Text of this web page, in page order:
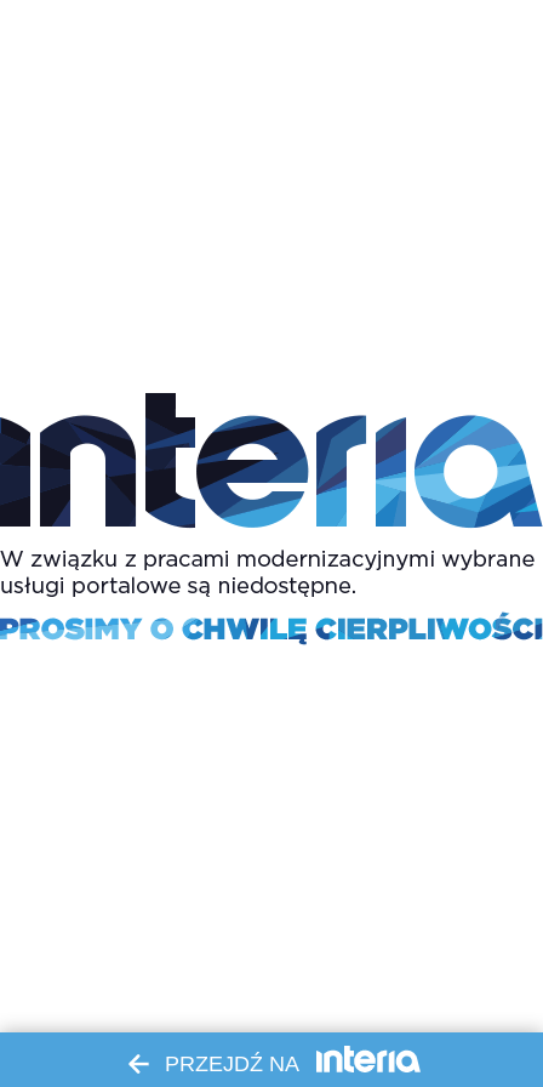
PRZEJDŹ NA